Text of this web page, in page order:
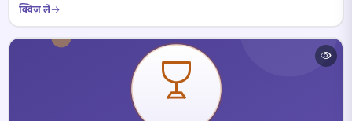
क्विज़ लें